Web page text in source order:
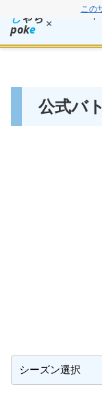
この
しゃち
poke ×
公式バ